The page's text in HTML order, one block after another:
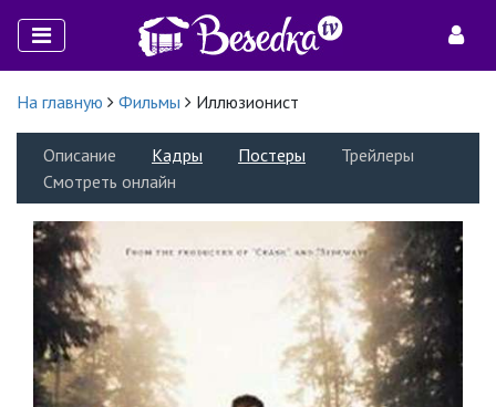
На главную Фильмы Иллюзионист
Описание Кадры Постеры
Трейлеры
Смотреть онлайн